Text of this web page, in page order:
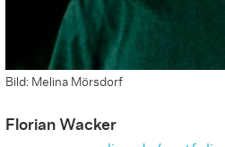
Bild: Melina Mörsdorf
Florian Wacker